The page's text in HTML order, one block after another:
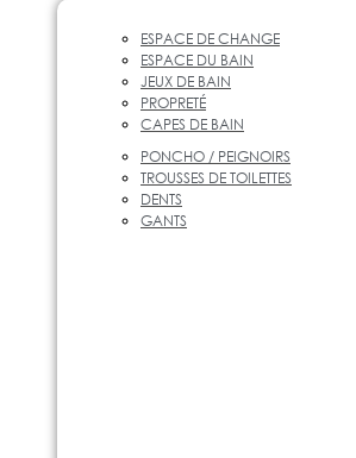
ESPACE DE CHANGE
ESPACE DU BAIN
JEUX DE BAIN
PROPRETÉ
CAPES DE BAIN
PONCHO / PEIGNOIRS
TROUSSES DE TOILETTES
DENTS
GANTS